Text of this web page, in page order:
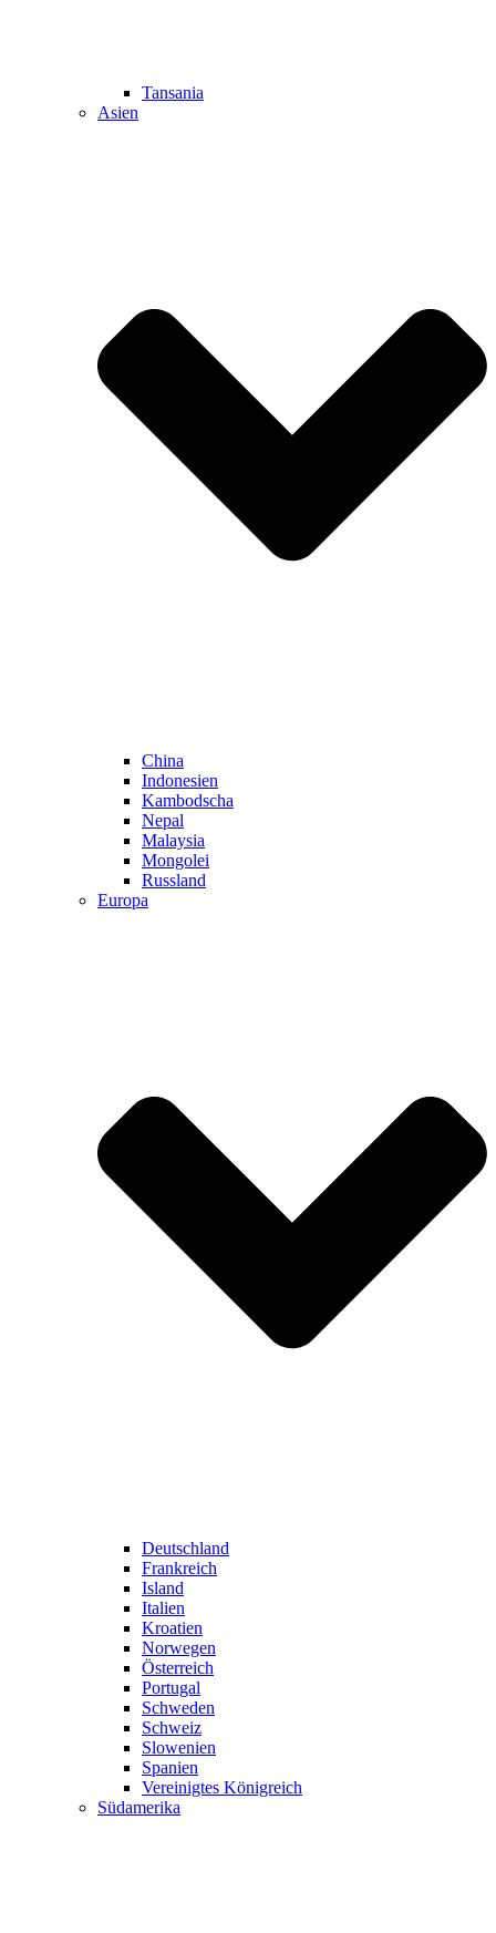
Tansania
Asien
China
Indonesien
Kambodscha
Nepal
Malaysia
Mongolei
Russland
Europa
Deutschland
Frankreich
Island
Italien
Kroatien
Norwegen
Österreich
Portugal
Schweden
Schweiz
Slowenien
Spanien
Vereinigtes Königreich
Südamerika